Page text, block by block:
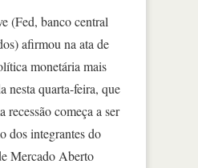
(Fed, banco central
afirmou na ata de
monetária mais
nesta quarta-feira, que
recessão começa a ser
dos integrantes do
Mercado Aberto